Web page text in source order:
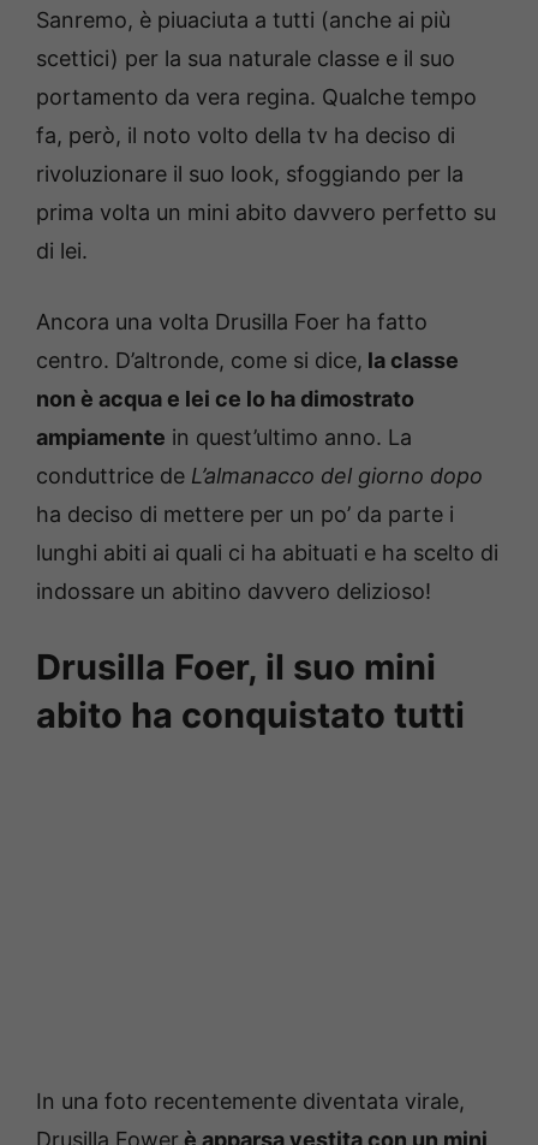
Sanremo, è piuaciuta a tutti (anche ai più
scettici) per la sua naturale classe e il suo
portamento da vera regina. Qualche tempo
fa, però, il noto volto della tv ha deciso di
rivoluzionare il suo look, sfoggiando per la
prima volta un mini abito davvero perfetto su
di lei.
Ancora una volta Drusilla Foer ha fatto
centro. D’altronde, come si dice, la classe
non è acqua e lei ce lo ha dimostrato
ampiamente in quest’ultimo anno. La
conduttrice de L’almanacco del giorno dopo
ha deciso di mettere per un po’ da parte i
lunghi abiti ai quali ci ha abituati e ha scelto di
indossare un abitino davvero delizioso!
Drusilla Foer, il suo mini
abito ha conquistato tutti
In una foto recentemente diventata virale,
Drusilla Fower è apparsa vestita con un mini